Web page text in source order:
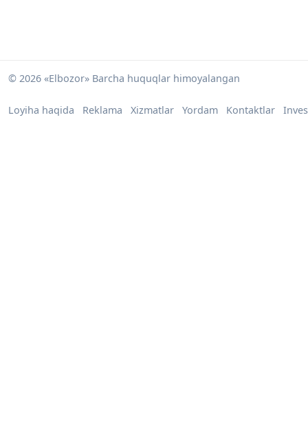
© 2026 «Elbozor» Barcha huquqlar himoyalangan
Loyiha haqida Reklama Xizmatlar Yordam Kontaktlar